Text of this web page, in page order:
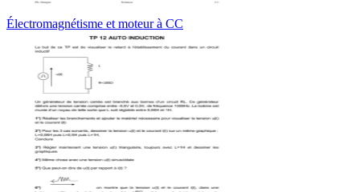
Électromagnétisme et moteur à CC